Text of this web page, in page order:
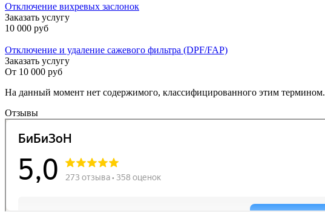
Отключение вихревых заслонок
Заказать услугу
10 000 руб
Отключение и удаление сажевого фильтра (DPF/FAP)
Заказать услугу
От 10 000 руб
На данный момент нет содержимого, классифицированного этим термином.
Отзывы